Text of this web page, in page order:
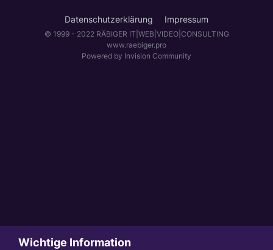
Datenschutzerklärung Impressum
© 1999 - 2022 RÄBIGER IT|WEB|VIDEO|CONSULTING
www.raebiger.pro
Powered by Invision Community
Wichtige Information